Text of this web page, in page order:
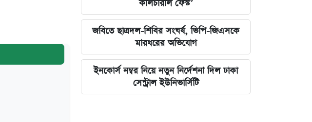
কালচারাল ফেস্ট’
জবিতে ছাত্রদল-শিবির সংঘর্ষ, ভিপি-জিএসকে
মারধরের অভিযোগ
ইনকোর্স নম্বর নিয়ে নতুন নির্দেশনা দিল ঢাকা
সেন্ট্রাল ইউনিভার্সিটি